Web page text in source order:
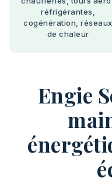
réfrigérantes,
cogénération, réseaux
de chaleur
Engie